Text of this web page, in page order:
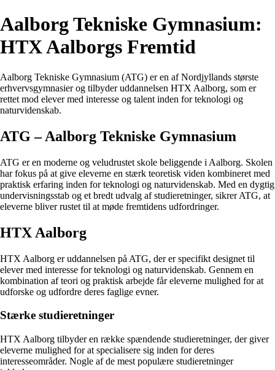
Aalborg Tekniske Gymnasium:
HTX Aalborgs Fremtid
Aalborg Tekniske Gymnasium (ATG) er en af Nordjyllands største
erhvervsgymnasier og tilbyder uddannelsen HTX Aalborg, som er
rettet mod elever med interesse og talent inden for teknologi og
naturvidenskab.
ATG – Aalborg Tekniske Gymnasium
ATG er en moderne og veludrustet skole beliggende i Aalborg. Skolen
har fokus på at give eleverne en stærk teoretisk viden kombineret med
praktisk erfaring inden for teknologi og naturvidenskab. Med en dygtig
undervisningsstab og et bredt udvalg af studieretninger, sikrer ATG, at
eleverne bliver rustet til at møde fremtidens udfordringer.
HTX Aalborg
HTX Aalborg er uddannelsen på ATG, der er specifikt designet til
elever med interesse for teknologi og naturvidenskab. Gennem en
kombination af teori og praktisk arbejde får eleverne mulighed for at
udforske og udfordre deres faglige evner.
Stærke studieretninger
HTX Aalborg tilbyder en række spændende studieretninger, der giver
eleverne mulighed for at specialisere sig inden for deres
interesseområder. Nogle af de mest populære studieretninger